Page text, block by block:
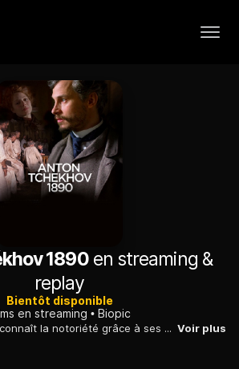
1890en streaming &
replay
Bientôt disponible
en streaming
Biopic
En 1890, un médecin connaît la notoriété grâce à ses nouvelles publiées dans des journaux. Alors que sa vie prend du relief, son frère meurt de la tuberculose. Voir plus